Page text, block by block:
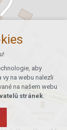
aby
na webu nalezli
na našem webu
stránek.